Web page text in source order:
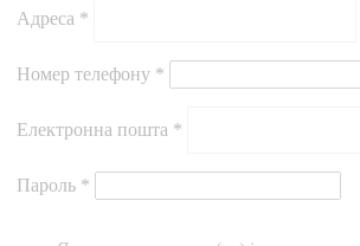
Адреса *
Номер телефону *
Електронна пошта *
Пароль *